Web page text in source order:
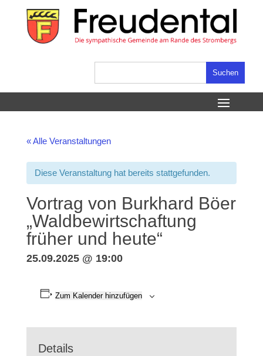
content
nach:
« Alle Veranstaltungen
Diese Veranstaltung hat bereits stattgefunden.
Vortrag von Burkhard Böer
„Waldbewirtschaftung
früher und heute“
25.09.2025 @ 19:00
Zum Kalender hinzufügen
Details